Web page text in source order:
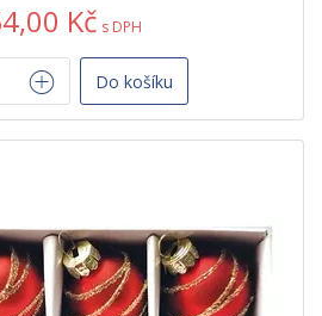
Kč s DPH
Do košíku